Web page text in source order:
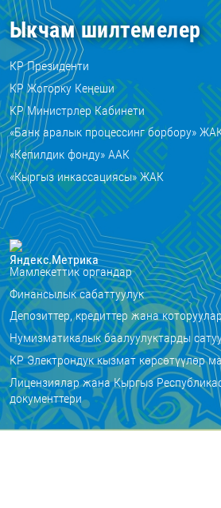
Ыкчам шилтемелер
КР Президенти
КР Жогорку Кеңеши
КР Министрлер Кабинети
«Банк аралык процессинг борбору»
«Кепилдик фонду» ААК
«Кыргыз инкассациясы» ЖАК
Мамлекеттик органдар
Финансылык сабаттуулук
Депозиттер, кредиттер жана
Нумизматикалык баалуулуктарды
КР Электрондук кызмат көрсөтүүлөр
Лицензиялар жана Кыргыз
документтери